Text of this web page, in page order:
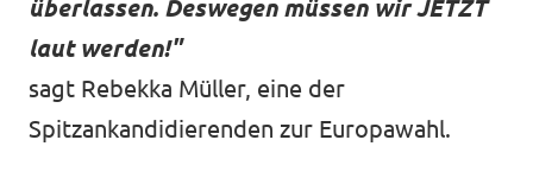
Transparenz
überlassen. Deswegen müssen wir JETZT
laut werden!"
sagt Rebekka Müller, eine der
Spitzankandidierenden zur Europawahl.